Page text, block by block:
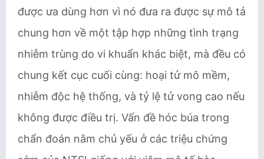
được ưa dùng hơn vì nó đưa ra được sự mô tả
chung hơn về một tập hợp những tình trạng
nhiễm trùng do vi khuẩn khác biệt, mà đều có
chung kết cục cuối cùng: hoại tử mô mềm,
nhiễm độc hệ thống, và tỷ lệ tử vong cao nếu
không được điều trị. ​Vấn đề hóc búa trong
chẩn đoán nằm chủ yếu ở các triệu chứng